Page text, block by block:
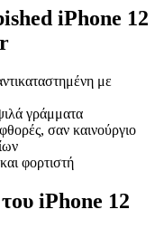
iPhone 12
με
γράμματα
σαν καινούργιο
φορτιστή
iPhone 12